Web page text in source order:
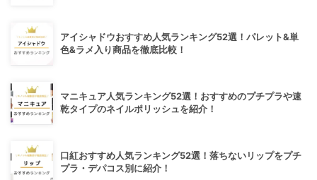
アイシャドウおすすめ人気ランキング52選！パレット&単
色&ラメ入り商品を徹底比較！
マニキュア人気ランキング52選！おすすめのプチプラや速
乾タイプのネイルポリッシュを紹介！
口紅おすすめ人気ランキング52選！落ちないリップをプチ
プラ・デパコス別に紹介！